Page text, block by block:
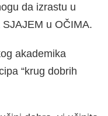
da izrastu u
u OČIMA.
akademika
“krug dobrih